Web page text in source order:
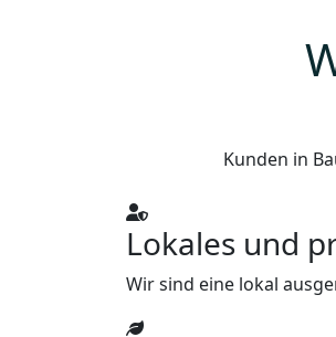
Kunden in
Lokales und
Wir sind eine lokal